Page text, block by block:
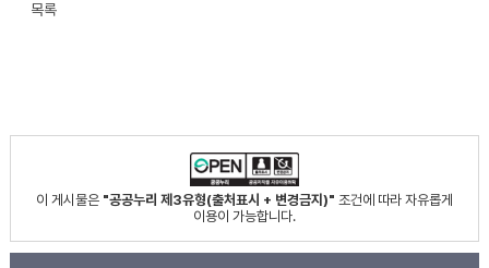
목록
이 게시물은 "공공누리 제3유형(출처표시 + 변경금지)" 조건에 따라 자유롭게
이용이 가능합니다.